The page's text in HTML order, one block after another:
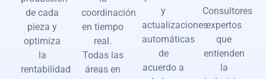
de cada
pieza y
optimiza
la
rentabilidad
coordinación
en tiempo
real.
Todas las
áreas en
y
actualizaciones
automáticas
de
acuerdo a
Consultores
expertos
que
entienden
la